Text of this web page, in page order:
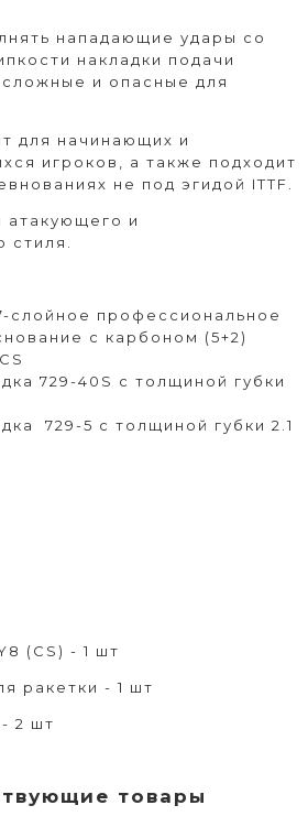
нападающие удары со
накладки подачи
и опасные для
для начинающих и
игроков, а также подходит
не под эгидой ITTF.
атакующего и
стиля.
слойное профессиональное
с карбоном (5+2)
729-40S с толщиной губки
729-5 с толщиной губки 2.1
(CS) - 1 шт
ракетки - 1 шт
2 шт
товары